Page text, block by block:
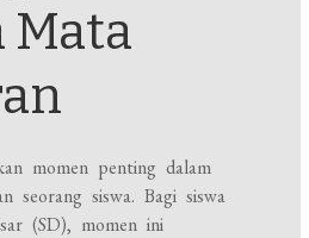
Mata
momen penting dalam
seorang siswa. Bagi siswa
(SD), momen ini